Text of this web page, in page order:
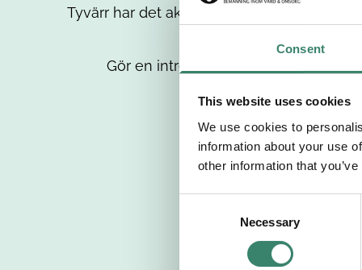
Consent
This website uses cookies
We use cookies to
information about your use
other information that
Necessary
Tyvärr har det aktuella jobbet tagits bort
Gör en intresseanmälan så